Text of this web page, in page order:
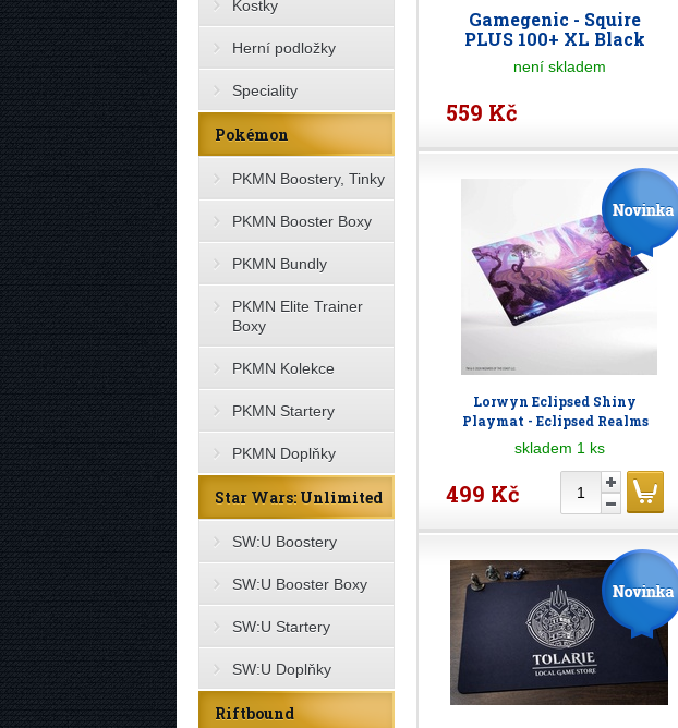
Kostky
Herní podložky
Speciality
Pokémon
PKMN Boostery, Tinky
PKMN Booster Boxy
PKMN Bundly
PKMN Elite Trainer
Boxy
PKMN Kolekce
PKMN Startery
PKMN Doplňky
Star Wars: Unlimited
SW:U Boostery
SW:U Booster Boxy
SW:U Startery
SW:U Doplňky
Riftbound
Gamegenic - Squire
PLUS 100+ XL Black
není skladem
559 Kč
Lorwyn Eclipsed Shiny
Playmat - Eclipsed Realms
skladem 1 ks
499 Kč